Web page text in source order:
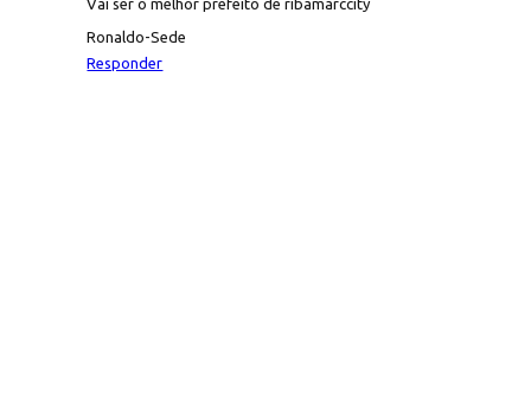
Vai ser o melhor prefeito de ribamarccity
Ronaldo-Sede
Responder